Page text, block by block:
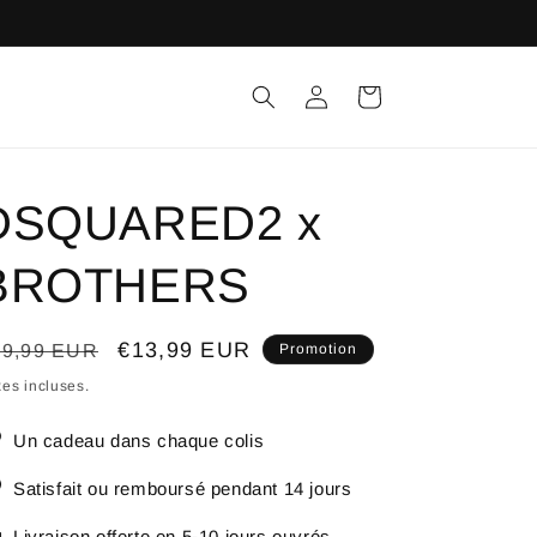
ConnexionPanier
x
EUR
Prix
€13,99 EUR Promotion
incluses.
Un cadeau dans chaque colis
Satisfait ou remboursé pendant 14 jours